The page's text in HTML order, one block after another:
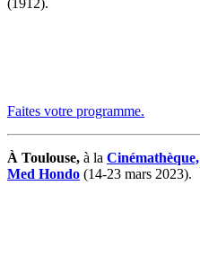
Faites votre programme.
À Toulouse, à la Cinémathèque,
Med Hondo (14-23 mars 2023).